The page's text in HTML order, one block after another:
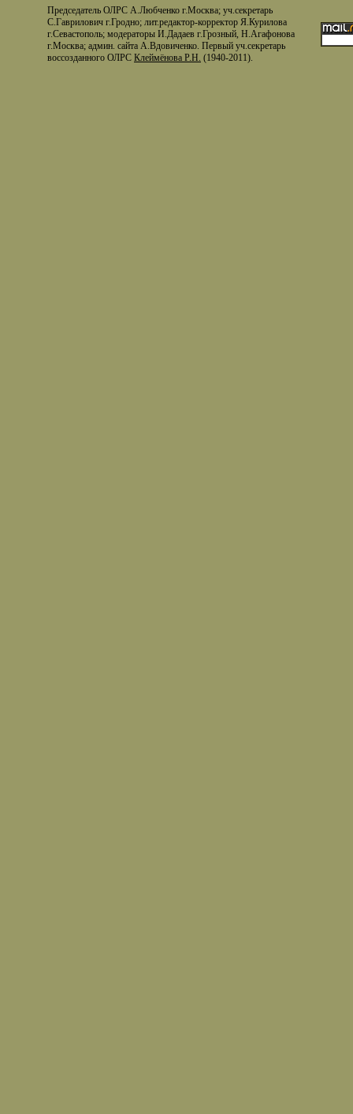
Председатель ОЛРС А.Любченко г.Москва; уч.секретарь
С.Гаврилович г.Гродно; лит.редактор-корректор Я.Курилова
г.Севастополь; модераторы И.Дадаев г.Грозный, Н.Агафонова
г.Москва; админ. сайта А.Вдовиченко. Первый уч.секретарь
воссозданного ОЛРС Клеймёнова Р.Н. (1940-2011).